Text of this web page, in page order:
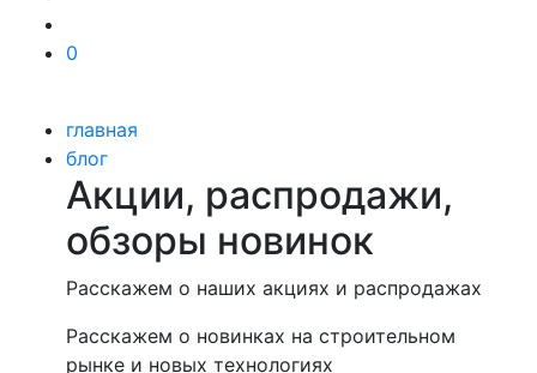
0
главная
блог
Акции, распродажи,
обзоры новинок
Расскажем о наших акциях и распродажах
Расскажем о новинках на строительном
рынке и новых технологиях